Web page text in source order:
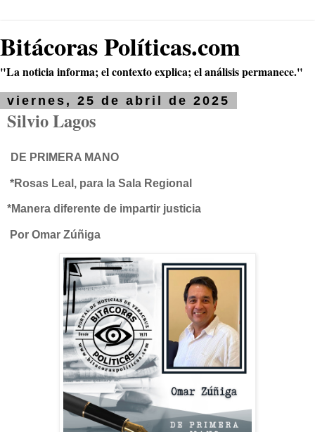
Bitácoras Políticas.com
"La noticia informa; el contexto explica; el análisis permanece."
viernes, 25 de abril de 2025
Silvio Lagos
DE PRIMERA MANO
*Rosas Leal, para la Sala Regional
*Manera diferente de impartir justicia
Por Omar Zúñiga